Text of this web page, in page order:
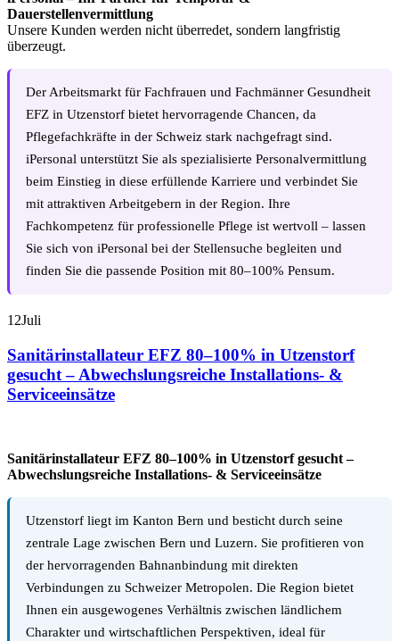
Dauerstellenvermittlung
Unsere Kunden werden nicht überredet, sondern langfristig
überzeugt.
Der Arbeitsmarkt für Fachfrauen und Fachmänner Gesundheit
EFZ in Utzenstorf bietet hervorragende Chancen, da
Pflegefachkräfte in der Schweiz stark nachgefragt sind.
iPersonal unterstützt Sie als spezialisierte Personalvermittlung
beim Einstieg in diese erfüllende Karriere und verbindet Sie
mit attraktiven Arbeitgebern in der Region. Ihre
Fachkompetenz für professionelle Pflege ist wertvoll – lassen
Sie sich von iPersonal bei der Stellensuche begleiten und
finden Sie die passende Position mit 80–100% Pensum.
12Juli
Sanitärinstallateur EFZ 80–100% in Utzenstorf
gesucht – Abwechslungsreiche Installations- &
Serviceeinsätze
Sanitärinstallateur EFZ 80–100% in Utzenstorf gesucht –
Abwechslungsreiche Installations- & Serviceeinsätze
Utzenstorf liegt im Kanton Bern und besticht durch seine
zentrale Lage zwischen Bern und Luzern. Sie profitieren von
der hervorragenden Bahnanbindung mit direkten
Verbindungen zu Schweizer Metropolen. Die Region bietet
Ihnen ein ausgewogenes Verhältnis zwischen ländlichem
Charakter und wirtschaftlichen Perspektiven, ideal für